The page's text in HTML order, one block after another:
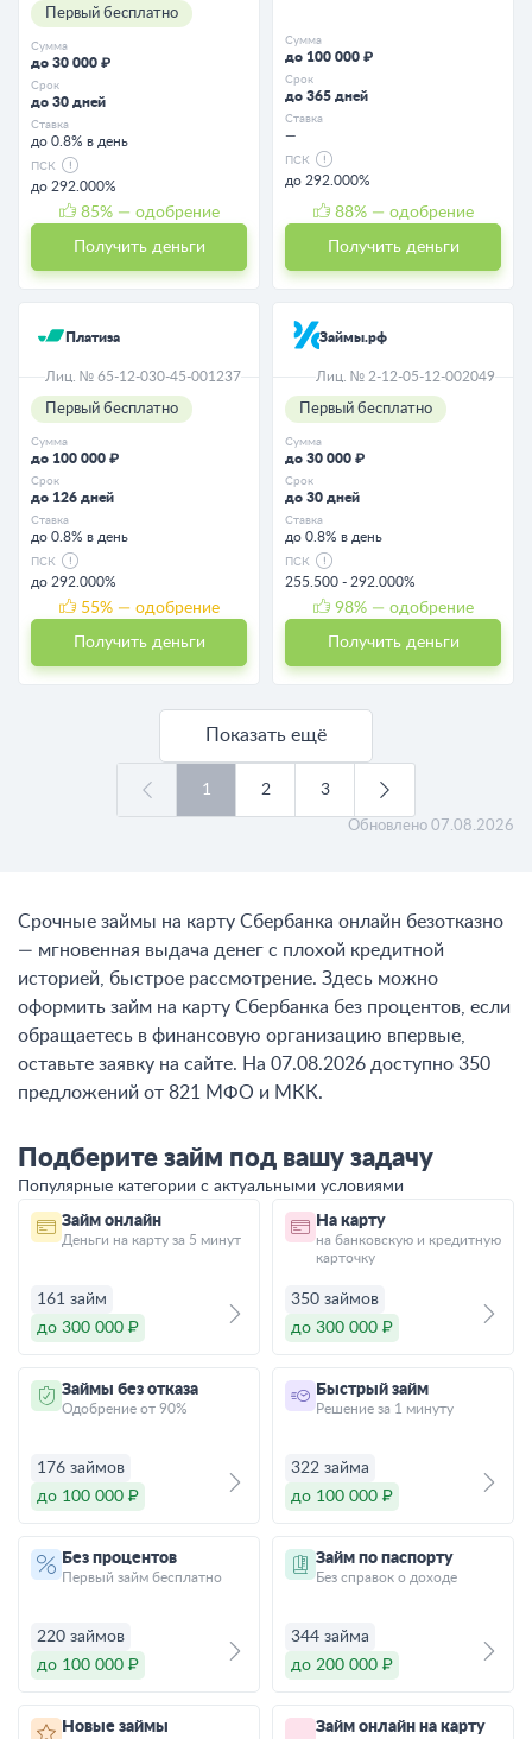
Первый бесплатно
Сумма
до 30 000 ₽
Срок
до 30 дней
Ставка
до 0.8% в день
ПСК
до 292.000%
85% — одобрение
Получить деньги
Сумма
до 100 000 ₽
Срок
до 365 дней
Ставка
—
ПСК
до 292.000%
88% — одобрение
Получить деньги
Платиза
Лиц. № 65-12-030-45-001237
Первый бесплатно
Сумма
до 100 000 ₽
Срок
до 126 дней
Ставка
до 0.8% в день
ПСК
до 292.000%
55% — одобрение
Получить деньги
Займы.рф
Лиц. № 2-12-05-12-002049
Первый бесплатно
Сумма
до 30 000 ₽
Срок
до 30 дней
Ставка
до 0.8% в день
ПСК
255.500 - 292.000%
98% — одобрение
Получить деньги
Показать ещё
1 2 3
Обновлено 07.08.2026
Срочные займы на карту Сбербанка онлайн безотказно
— мгновенная выдача денег с плохой кредитной
историей, быстрое рассмотрение. Здесь можно
оформить займ на карту Сбербанка без процентов, если
обращаетесь в финансовую организацию впервые,
оставьте заявку на сайте. На 07.08.2026 доступно 350
предложений от 821 МФО и МКК.
Подберите займ под вашу задачу
Популярные категории с актуальными условиями
Займ онлайн
Деньги на карту за 5 минут
161 займ
до 300 000 ₽
На карту
на банковскую и кредитную
карточку
350 займов
до 300 000 ₽
Займы без отказа
Одобрение от 90%
176 займов
до 100 000 ₽
Быстрый займ
Решение за 1 минуту
322 займа
до 100 000 ₽
Без процентов
Первый займ бесплатно
220 займов
до 100 000 ₽
Займ по паспорту
Без справок о доходе
344 займа
до 200 000 ₽
Новые займы Займ онлайн на карту